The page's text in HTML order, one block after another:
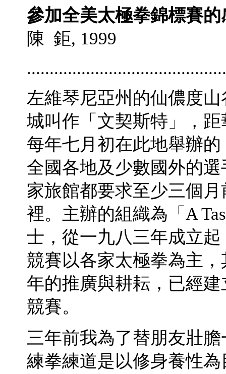
參加全美太極拳錦標賽的
陳 鉅, 1999
左維琴尼亞州的仙儂度
城叫作「文契斯特」，
每年七月初在此地舉辦
全國各地及少數國外的
家旅館都要求至少三個
裡。主辦的組織為「A
士，從一九八三年成立
競賽以各家太極拳為主
年的推廣與耕耘，已經
競賽。
三年前我為了替朋友壯
練拳練道是以修身養性